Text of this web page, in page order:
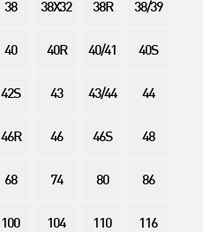
38 38X32 38R 38/39
40 40R 40/41 40S
42S 43 43/44 44
46R 46 46S 48
68 74 80 86
100 104 110 116